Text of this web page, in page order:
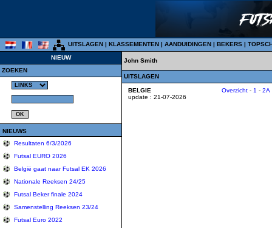
UITSLAGEN | KLASSEMENTEN | AANDUIDINGEN | BEKERS |
NIEUW
ZOEKEN
NIEUWS
Resultaten 6/3/2026
Futsal EURO 2026
België gaat naar Futsal EK 2026
Nationale Reeksen 24/25
Futsal Beker finale 2024
Samenstelling Reeksen 23/24
Futsal Euro 2022
John Smith
UITSLAGEN
BELGIE
update : 21-07-2026
Overzicht - 1 - 2A